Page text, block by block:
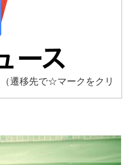
（遷移先で☆マークをクリ